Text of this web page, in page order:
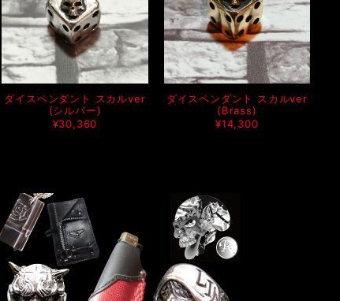
ダイスペンダント スカルver
(シルバー)
¥30,360
ダイスペンダント スカルver
(Brass)
¥14,300